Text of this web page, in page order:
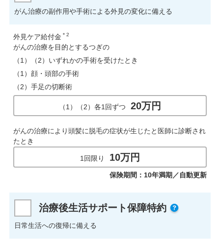
がん治療の副作用や手術による外見の変化に備える
外見ケア給付金 ＊2
がんの治療を目的とするつぎの
（1）（2）いずれかの手術を受けたとき
（1）顔・頭部の手術
（2）手足の切断術
（1）（2）各1回ずつ 20万円
がんの治療により頭髪に脱毛の症状が生じたと医師に診断され
たとき
1回限り 10万円
保険期間：10年満期／自動更新
治療後生活サポート保障特約
日常生活への復帰に備える